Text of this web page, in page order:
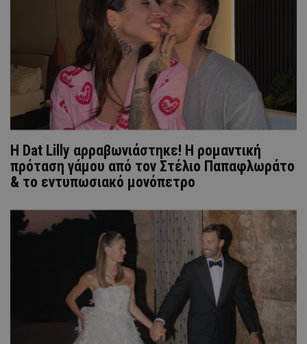
Η Dat Lilly αρραβωνιάστηκε! Η ρομαντική
πρόταση γάμου από τον Στέλιο Παπαφλωράτο
& το εντυπωσιακό μονόπετρο